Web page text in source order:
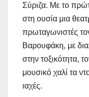
Σύριζα. Με το
στη ουσία μια
πρωταγωνιστές
Βαρουφάκη, με
στην τοξικότητα,
μουσικό χαλί τα
ιαχές.